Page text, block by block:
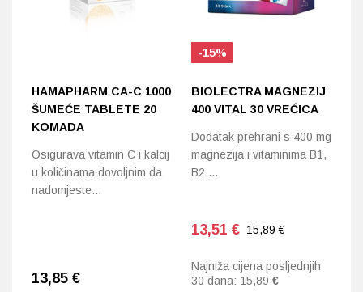
HAMAPHARM CA-C 1000
ŠUMEĆE TABLETE 20
KOMADA
Osigurava vitamin C i kalcij
u količinama dovoljnim da
nadomjeste…
13,85 €
-15%
BIOLECTRA MAGNEZIJ
400 VITAL 30 VREĆICA
Dodatak prehrani s 400 mg
magnezija i vitaminima B1,
B2,…
13,51 € 15,89 €
Najniža cijena posljednjih
30 dana: 15,89 €